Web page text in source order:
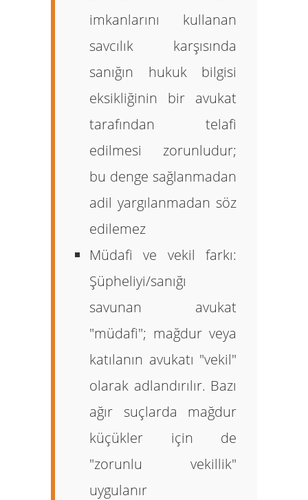
imkanlarını kullanan
savcılık karşısında
sanığın hukuk bilgisi
eksikliğinin bir avukat
tarafından telafi
edilmesi zorunludur;
bu denge sağlanmadan
adil yargılanmadan söz
edilemez
Müdafi ve vekil farkı:
Şüpheliyi/sanığı
savunan avukat
"müdafi"; mağdur veya
katılanın avukatı "vekil"
olarak adlandırılır. Bazı
ağır suçlarda mağdur
küçükler için de
"zorunlu vekillik"
uygulanır